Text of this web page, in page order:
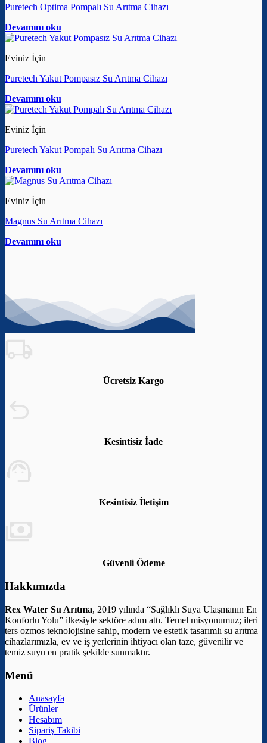
Puretech Optima Pompalı Su Arıtma Cihazı
Devamını oku
Eviniz İçin
Puretech Yakut Pompasız Su Arıtma Cihazı
Devamını oku
Eviniz İçin
Puretech Yakut Pompalı Su Arıtma Cihazı
Devamını oku
Eviniz İçin
Magnus Su Arıtma Cihazı
Devamını oku
Ücretsiz Kargo
Kesintisiz İade
Kesintisiz İletişim
Güvenli Ödeme
Hakkımızda
Rex Water Su Arıtma, 2019 yılında “Sağlıklı Suya Ulaşmanın En
Konforlu Yolu” ilkesiyle sektöre adım attı. Temel misyonumuz; ileri
ters ozmos teknolojisine sahip, modern ve estetik tasarımlı su arıtma
cihazlarımızla, ev ve iş yerlerinin ihtiyacı olan taze, güvenilir ve
temiz suyu en pratik şekilde sunmaktır.
Menü
Anasayfa
Ürünler
Hesabım
Sipariş Takibi